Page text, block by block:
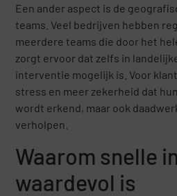
Een ander aspect is de
teams. Veel bedrijven hebben
meerdere teams die door het
zorgt ervoor dat zelfs in
interventie mogelijk is. Voor
stress en meer zekerheid dat
wordt erkend, maar ook
verholpen.
Waarom snelle
waardevol is